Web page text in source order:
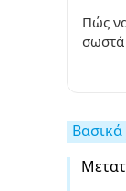
Πώς
σωστά
Βασικά